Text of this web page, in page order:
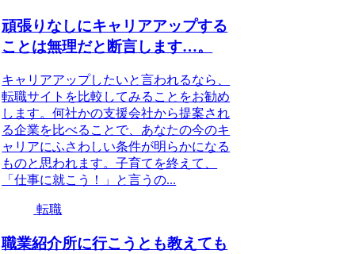
頑張りなしにキャリアアップする
ことは無理だと断言します…。
キャリアアップしたいと言われるなら、
転職サイトを比較してみることをお勧め
します。何社かの支援会社から提案され
る企業を比べることで、あなたの今のキ
ャリアにふさわしい条件が明らかになる
ものと思われます。子育てを終えて、
「仕事に就こう！」と言うの...
転職
職業紹介所に行こうとも教えても